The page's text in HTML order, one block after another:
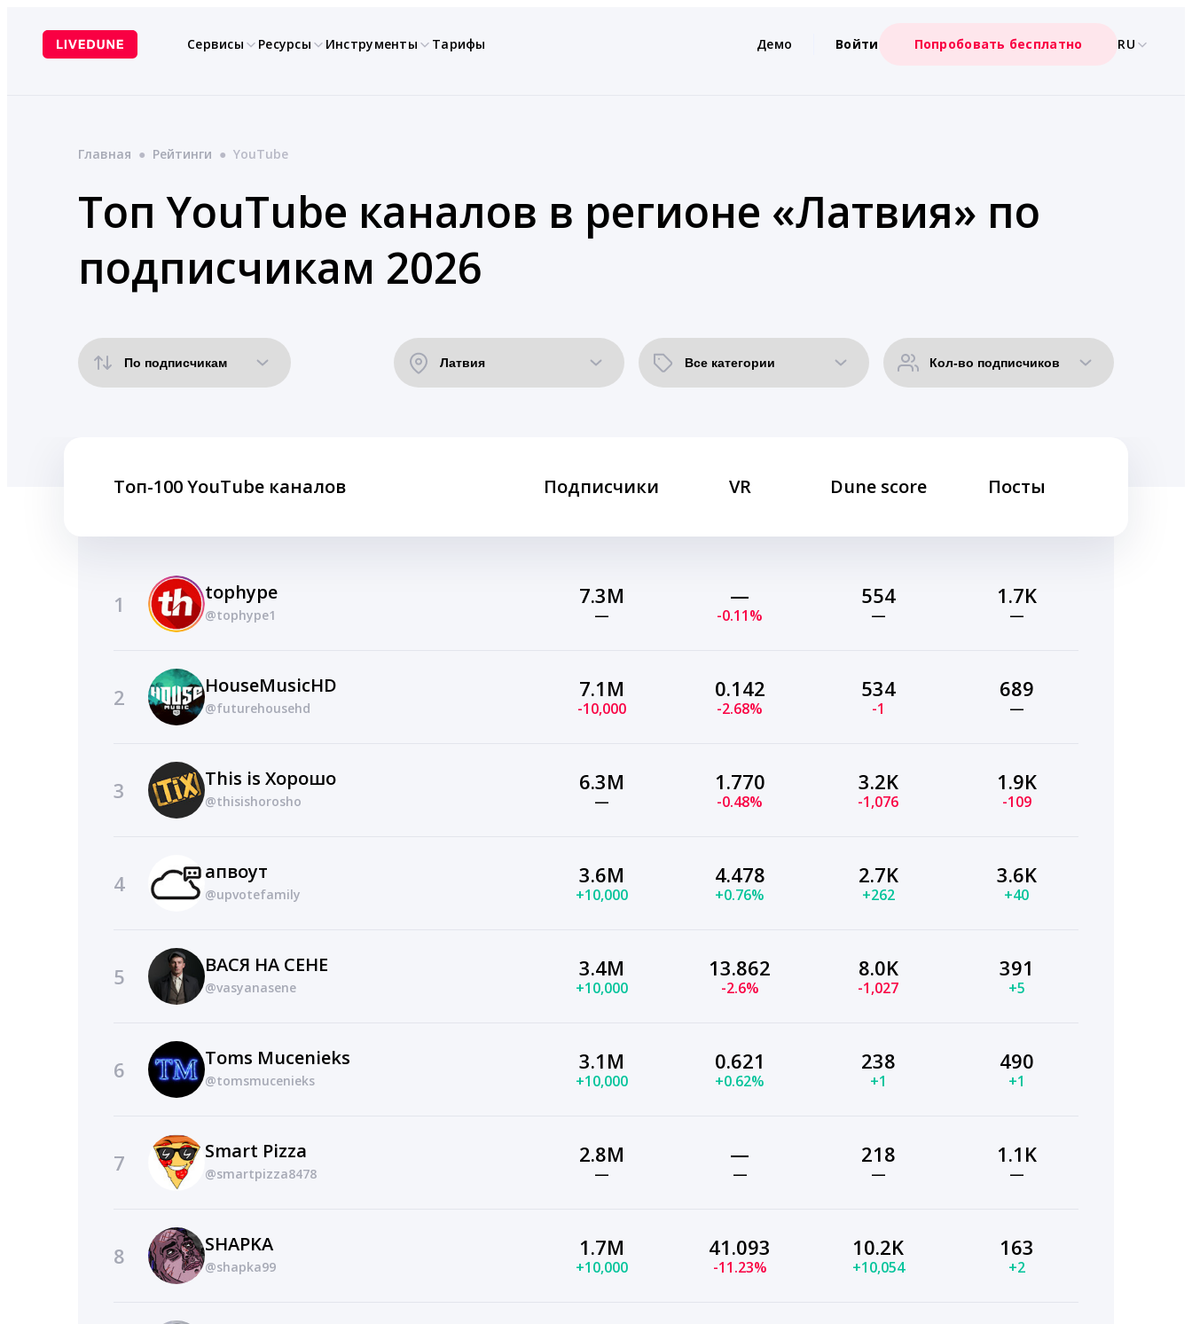
содержимому
Сервисы Ресурсы Инструменты Тарифы Демо Войти Попробовать бесплатно RU
Главная ● Рейтинги ● YouTube
Топ YouTube каналов в регионе «Латвия» по
подписчикам 2026
Топ-100 YouTube каналов Подписчики VR Dune score Посты
1 tophype
@tophype1
7.3M
—
—
-0.11%
554
—
1.7K
—
2 HouseMusicHD
@futurehousehd
7.1M
-10,000
0.142
-2.68%
534
-1
689
—
3 This is Хорошо
@thisishorosho
6.3M
—
1.770
-0.48%
3.2K
-1,076
1.9K
-109
4 апвоут
@upvotefamily
3.6M
+10,000
4.478
+0.76%
2.7K
+262
3.6K
+40
5 ВАСЯ НА СЕНЕ
@vasyanasene
3.4M
+10,000
13.862
-2.6%
8.0K
-1,027
391
+5
6 Toms Mucenieks
@tomsmucenieks
3.1M
+10,000
0.621
+0.62%
238
+1
490
+1
7 Smart Pizza
@smartpizza8478
2.8M
—
—
—
218
—
1.1K
—
8 SHAPKA
@shapka99
1.7M
+10,000
41.093
-11.23%
10.2K
+10,054
163
+2